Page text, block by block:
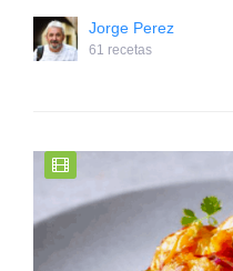
Jorge Perez
61 recetas